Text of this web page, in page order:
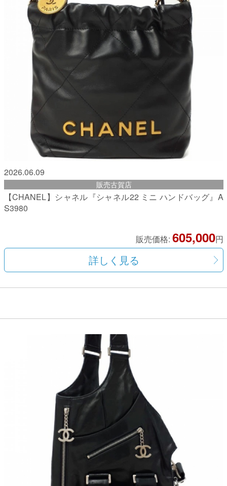
2026.06.09
販売古賀店
【CHANEL】シャネル『シャネル22 ミニ ハンドバッグ』A
S3980
販売価格: 605,000円
詳しく見る